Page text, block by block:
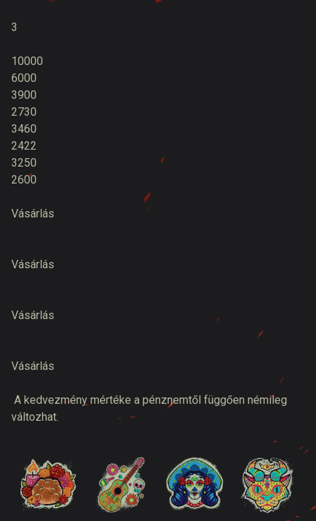
3
10000
6000
3900
2730
3460
2422
3250
2600
Vásárlás
Vásárlás
Vásárlás
Vásárlás
A kedvezmény mértéke a pénznemtől függően némileg
változhat.